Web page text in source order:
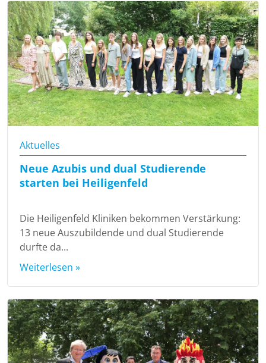
Aktuelles
Neue Azubis und dual Studierende
starten bei Heiligenfeld
Die Heiligenfeld Kliniken bekommen Verstärkung:
13 neue Auszubildende und dual Studierende
durfte da...
Weiterlesen »